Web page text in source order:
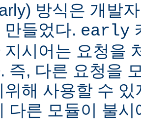
방식은 개발
만들었다. early
지시어는 요청을
즉, 다른 요청을
위해 사용할 수
다른 모듈이 불